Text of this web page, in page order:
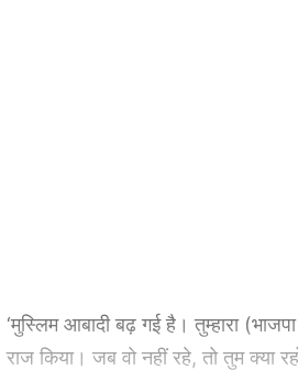
‘मुस्लिम आबादी बढ़ गई है। तुम्हारा
राज किया। जब वो नहीं रहे, तो तुम